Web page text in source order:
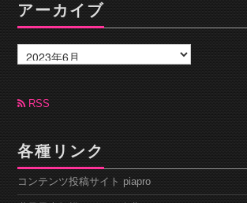
アーカイブ
ー
カ
ブ RSS
各種リンク
コンテンツ投稿サイト piapro